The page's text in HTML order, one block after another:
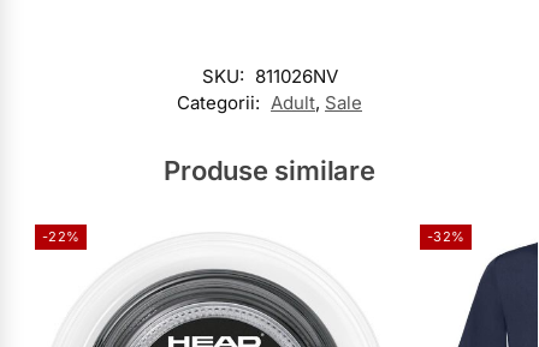
SKU: 811026NV
Categorii: Adult, Sale
Produse similare
-22% -32%